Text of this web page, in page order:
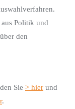
Politik und
den
Sie > hier und
.